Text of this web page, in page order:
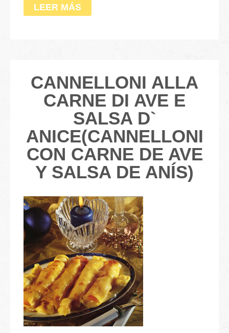
LEER MÁS
CANNELLONI ALLA
CARNE DI AVE E
SALSA D`
ANICE(CANNELLONI
CON CARNE DE AVE
Y SALSA DE ANÍS)